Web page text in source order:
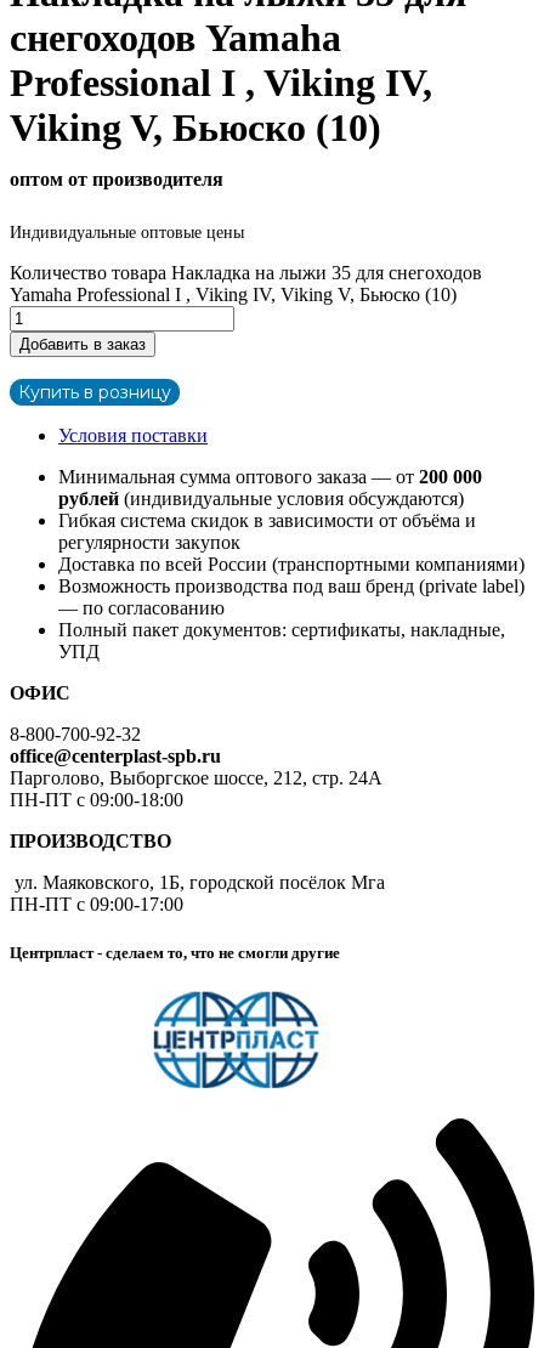
снегоходов Yamaha
Professional I , Viking IV,
Viking V, Бьюско (10)
оптом от производителя
Индивидуальные оптовые цены
Количество товара Накладка на лыжи 35 для снегоходов
Yamaha Professional I , Viking IV, Viking V, Бьюско (10)
Добавить в заказ
Купить в розницу
Условия поставки
Минимальная сумма оптового заказа — от 200 000
рублей (индивидуальные условия обсуждаются)
Гибкая система скидок в зависимости от объёма и
регулярности закупок
Доставка по всей России (транспортными компаниями)
Возможность производства под ваш бренд (private label)
— по согласованию
Полный пакет документов: сертификаты, накладные,
УПД
ОФИС
8-800-700-92-32
office@centerplast-spb.ru
Парголово, Выборгское шоссе, 212, стр. 24А
ПН-ПТ с 09:00-18:00
ПРОИЗВОДСТВО
ул. Маяковского, 1Б, городской посёлок Мга
ПН-ПТ с 09:00-17:00
Центрпласт - сделаем то, что не смогли другие